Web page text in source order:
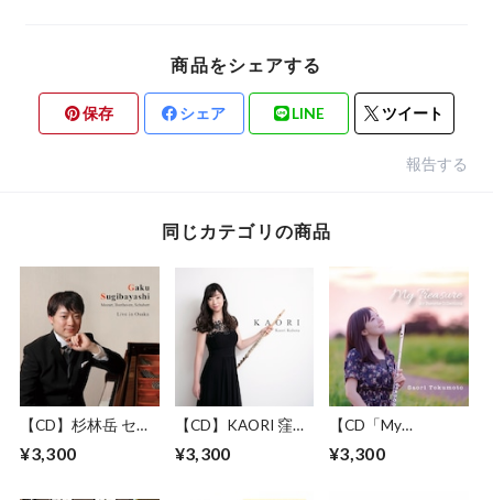
商品をシェアする
保存 シェア LINE ツイート
報告する
同じカテゴリの商品
【CD】杉林岳 セカ
「Live in Osaka」
¥3,300
【CD】KAORI 窪田
ルバム
¥3,300
【CD「My
Favorite
¥3,300